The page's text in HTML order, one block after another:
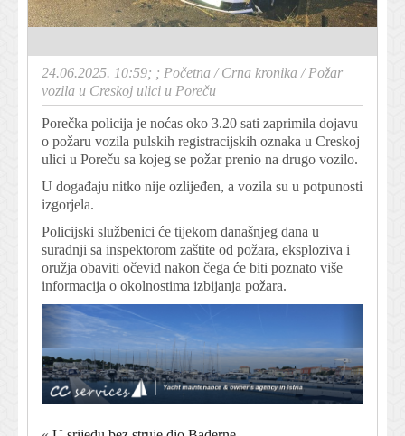
24.06.2025. 10:59; ; Početna /Crna kronika /Požar
vozila u Creskoj ulici u Poreču
Porečka policija je noćas oko 3.20 sati zaprimila dojavu
o požaru vozila pulskih registracijskih oznaka u Creskoj
ulici u Poreču sa kojeg se požar prenio na drugo vozilo.
U događaju nitko nije ozlijeđen, a vozila su u potpunosti
izgorjela.
Policijski službenici će tijekom današnjeg dana u
suradnji sa inspektorom zaštite od požara, eksploziva i
oružja obaviti očevid nakon čega će biti poznato više
informacija o okolnostima izbijanja požara.